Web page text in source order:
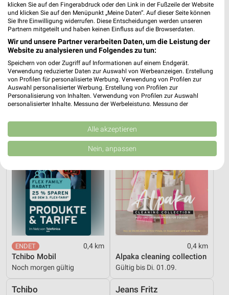
11,7 km
Milchzahn-Woche
Gültig bis Do. 01.10.
Inspiriert vom Meer
Gültig bis Di. 25.08.
Tchibo
0,4 km
Tchibo Mobil
Noch morgen gültig
Tchibo
0,4 km
Alpaka cleaning collection
Gültig bis Di. 01.09.
Tchibo Jeans Fritz
klicken Sie auf den Fingerabdruck oder den Link in der Fußzeile der Website
und klicken Sie auf den Menüpunkt „Meine Daten“. Auf dieser Seite können
Sie Ihre Einwilligung widerrufen. Diese Entscheidungen werden unseren
Partnern mitgeteilt und haben keinen Einfluss auf die Browserdaten.
Wir und unsere Partner verarbeiten Daten, um die Leistung der
Website zu analysieren und Folgendes zu tun:
Speichern von oder Zugriff auf Informationen auf einem Endgerät.
Verwendung reduzierter Daten zur Auswahl von Werbeanzeigen. Erstellung
von Profilen für personalisierte Werbung. Verwendung von Profilen zur
Auswahl personalisierter Werbung. Erstellung von Profilen zur
Personalisierung von Inhalten. Verwendung von Profilen zur Auswahl
personalisierter Inhalte. Messung der Werbeleistung. Messung der
Kombinationen von Daten aus verschiedenen Quellen. Entwicklung und
Verbesserung der Angebote. Verwendung reduzierter Daten zur Auswahl
von Inhalten.
Daten können außerhalb der Europäischen Union weitergegeben und in die
Website/App.
Partnerliste anzeigen (1 IAB-Anbieter)
Wir nutzen Ihre Daten für folgende Zwecke:
IAB-Verarbeitungszwecke:
Speichern von oder Zugriff auf Informationen
auf einem Endgerät
Verwendung reduzierter Daten zur Auswahl von
Werbeanzeigen
Erstellung von Profilen für personalisierte
Alle akzeptieren
Nein, anpassen